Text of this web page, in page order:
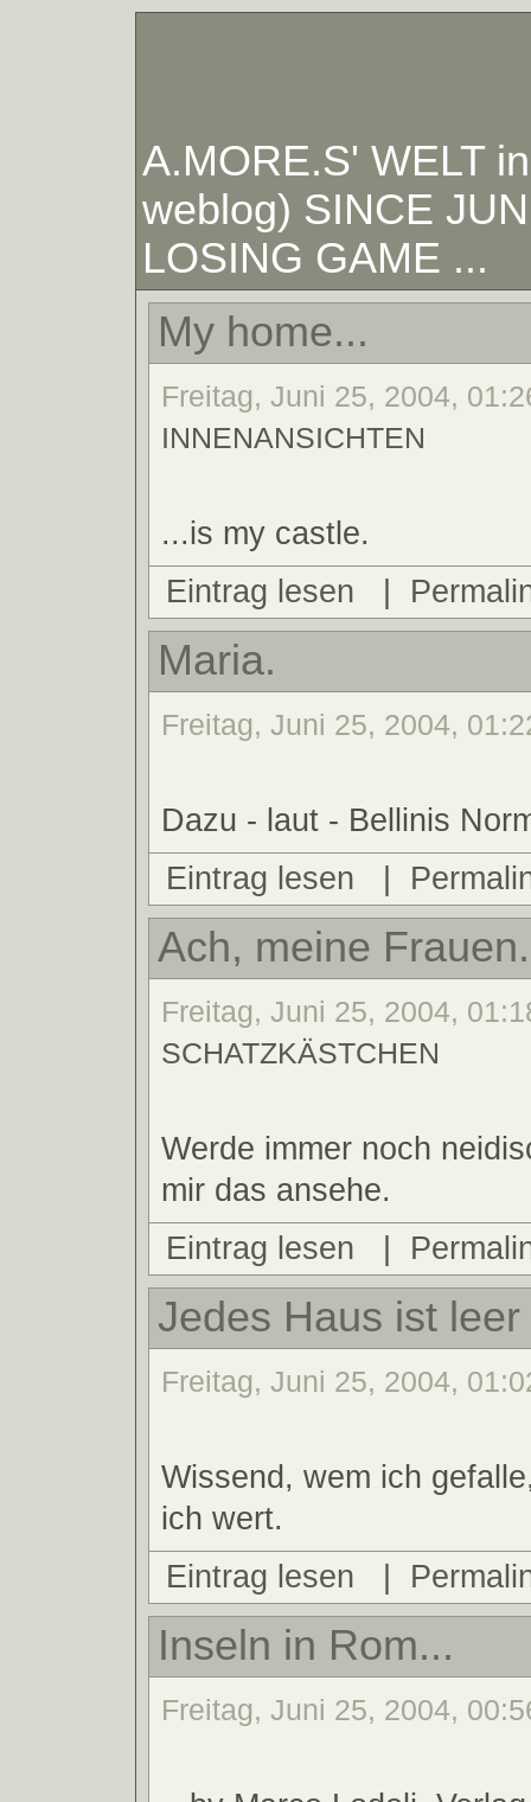
A.MORE.S' WELT
weblog) SINCE
LOSING GAME ...
My home...
Freitag, Juni 25, 2004,
INNENANSICHTEN
...is my castle.
Eintrag lesen
Maria.
Freitag, Juni 25, 2004,
Dazu - laut - Bellinis
Eintrag lesen
Ach, meine
Freitag, Juni 25, 2004,
SCHATZKÄSTCHEN
Werde immer noch
mir das ansehe.
Eintrag lesen
Jedes Haus ist
Freitag, Juni 25, 2004,
Wissend, wem ich
ich wert.
Eintrag lesen
|
Inseln in Rom...
Freitag, Juni 25, 2004,